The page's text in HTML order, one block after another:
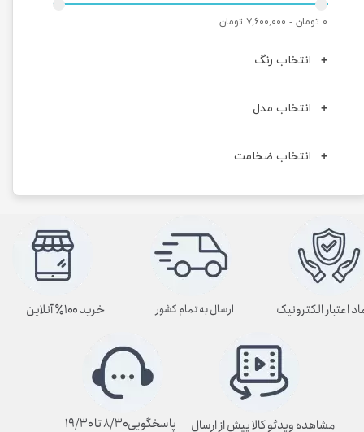
۰ تومان - ۷,۶۰۰,۰۰۰ تومان
انتخاب رنگ
انتخاب مدل
انتخاب ضخامت
ارسال به تمام کشور
پاسخگویی۸/۳۰ تا ۱۹/۳۰
اعتبار الکترونیک خرید ۱۰۰٪ آنلاین
مشاهده ویدئو کالا پیش از ارسال